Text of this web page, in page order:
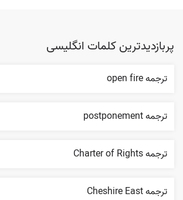
پربازدیدترین کلمات انگلیسی
ترجمه open fire
ترجمه postponement
ترجمه Charter of Rights
ترجمه Cheshire East